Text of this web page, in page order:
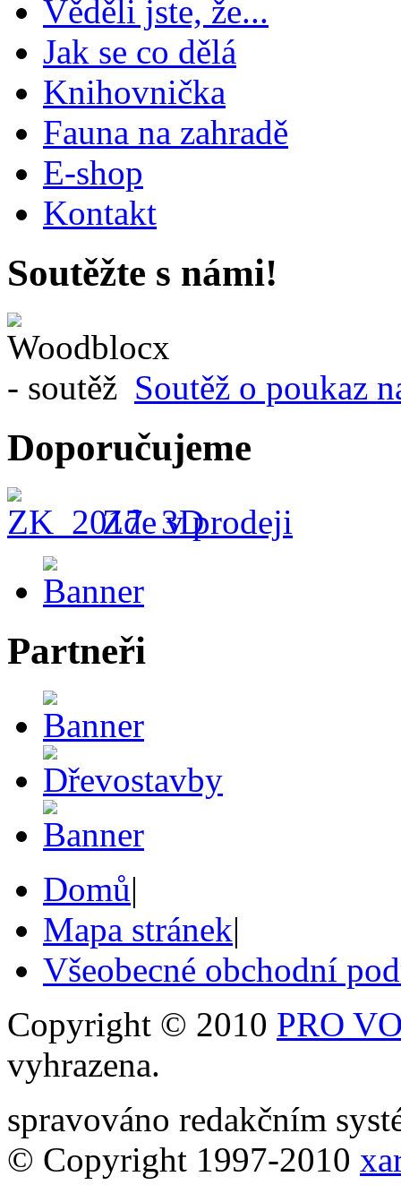
Věděli jste, že...
Jak se co dělá
Knihovnička
Fauna na zahradě
E-shop
Kontakt
Soutěžte s námi!
Soutěž o poukaz
Doporučujeme
Zde v prodeji
Partneři
Domů|
Mapa stránek|
Všeobecné obchodní
Copyright © 2010 PRO
vyhrazena.
spravováno redakčním
© Copyright 1997-2010